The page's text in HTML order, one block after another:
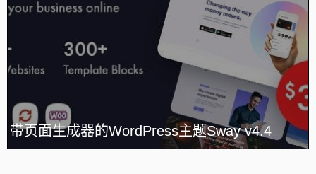
带页面生成器的WordPress主题Sway v4.4